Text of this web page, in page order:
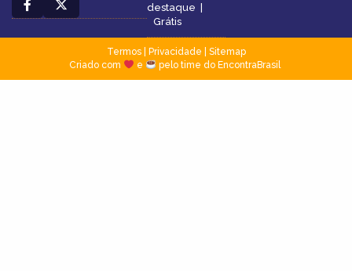
destaque |
Grátis
Termos| Privacidade
Sitemap
Criado com
e pelo time do EncontraBrasil